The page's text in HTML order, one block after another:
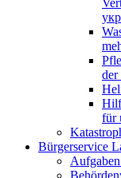
der
für
Bürgerservice